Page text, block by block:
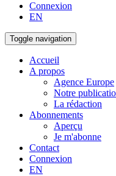
Connexion
EN
Toggle navigation
Accueil
A propos
Agence Europe
Notre
La rédaction
Abonnements
Aperçu
Je m'abonne
Contact
Connexion
EN